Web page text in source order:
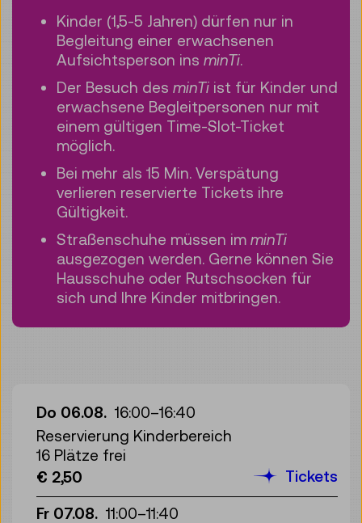
Kinder (1,5-5 Jahren) dürfen nur in
Begleitung einer erwachsenen
Aufsichtsperson ins minTi.
Der Besuch des minTi ist für Kinder und
erwachsene Begleitpersonen nur mit
einem gültigen Time-Slot-Ticket
möglich.
Bei mehr als 15 Min. Verspätung
verlieren reservierte Tickets ihre
Gültigkeit.
Straßenschuhe müssen im minTi
ausgezogen werden. Gerne können Sie
Hausschuhe oder Rutschsocken für
sich und Ihre Kinder mitbringen.
Do 06.08. 16:00–16:40
Reservierung Kinderbereich
16 Plätze frei
€ 2,50
Tickets
Fr 07.08. 11:00–11:40